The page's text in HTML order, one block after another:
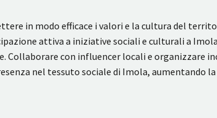
in modo efficace i valori e la cultura del
attiva a iniziative sociali e culturali a
Collaborare con influencer locali e organizzare
nel tessuto sociale di Imola, aumentando